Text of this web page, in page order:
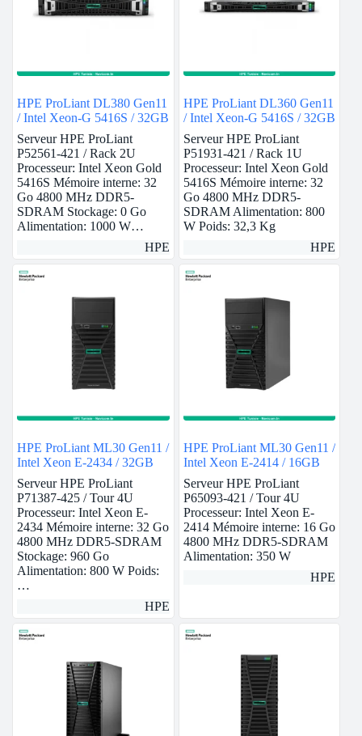
HPE ProLiant DL380 Gen11
/ Intel Xeon-G 5416S / 32GB
Serveur HPE ProLiant
P52561-421 / Rack 2U
Processeur: Intel Xeon Gold
5416S Mémoire interne: 32
Go 4800 MHz DDR5-
SDRAM Stockage: 0 Go
Alimentation: 1000 W…
HPE
HPE ProLiant DL360 Gen11
/ Intel Xeon-G 5416S / 32GB
Serveur HPE ProLiant
P51931-421 / Rack 1U
Processeur: Intel Xeon Gold
5416S Mémoire interne: 32
Go 4800 MHz DDR5-
SDRAM Alimentation: 800
W Poids: 32,3 Kg
HPE
HPE ProLiant ML30 Gen11 /
Intel Xeon E-2434 / 32GB
Serveur HPE ProLiant
P71387-425 / Tour 4U
Processeur: Intel Xeon E-
2434 Mémoire interne: 32 Go
4800 MHz DDR5-SDRAM
Stockage: 960 Go
Alimentation: 800 W Poids:
…
HPE
HPE ProLiant ML30 Gen11 /
Intel Xeon E-2414 / 16GB
Serveur HPE ProLiant
P65093-421 / Tour 4U
Processeur: Intel Xeon E-
2414 Mémoire interne: 16 Go
4800 MHz DDR5-SDRAM
Alimentation: 350 W
HPE